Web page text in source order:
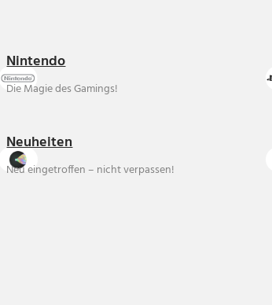
Nintendo
Die Magie des Gamings!
Neuheiten
Neu eingetroffen – nicht verpassen!